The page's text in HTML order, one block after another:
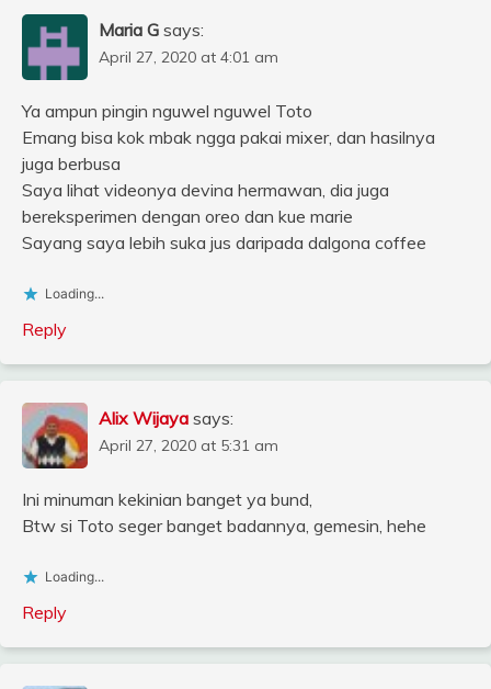
Maria G says:
April 27, 2020 at 4:01 am
Ya ampun pingin nguwel nguwel Toto
Emang bisa kok mbak ngga pakai mixer, dan hasilnya
juga berbusa
Saya lihat videonya devina hermawan, dia juga
bereksperimen dengan oreo dan kue marie
Sayang saya lebih suka jus daripada dalgona coffee
Loading...
Reply
Alix Wijaya says:
April 27, 2020 at 5:31 am
Ini minuman kekinian banget ya bund,
Btw si Toto seger banget badannya, gemesin, hehe
Loading...
Reply